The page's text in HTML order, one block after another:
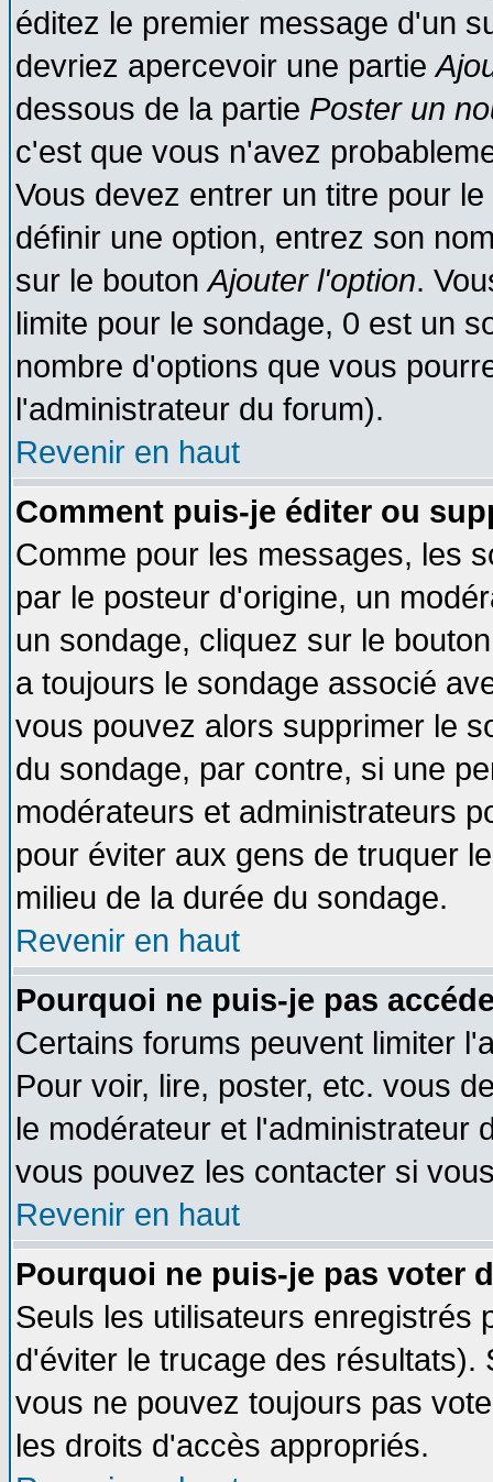
éditez le premier message d'un
devriez apercevoir une partie
dessous de la partie Poster un
c'est que vous n'avez
Vous devez entrer un titre pour
définir une option, entrez son
sur le boutonAjouter l'option.
limite pour le sondage, 0 est un
nombre d'options que vous
l'administrateur du forum).
Revenir en haut
Comment puis-je éditer ou
Comme pour les messages, les
par le posteur d'origine, un
un sondage, cliquez sur le
a toujours le sondage associé
vous pouvez alors supprimer le
du sondage, par contre, si une
modérateurs et administrateurs
pour éviter aux gens de truquer
milieu de la durée du sondage.
Revenir en haut
Pourquoi ne puis-je pas
Certains forums peuvent limiter
Pour voir, lire, poster, etc. vous
le modérateur et l'administrateur
vous pouvez les contacter si
Revenir en haut
Pourquoi ne puis-je pas voter
Seuls les utilisateurs enregistrés
d'éviter le trucage des
vous ne pouvez toujours pas
les droits d'accès appropriés.